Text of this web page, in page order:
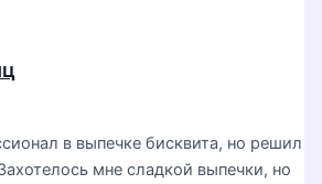
в выпечке бисквита, но решил
мне сладкой выпечки, но